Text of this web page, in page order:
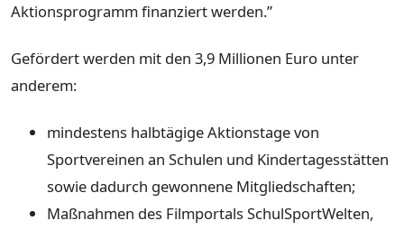
Aktionsprogramm finanziert werden.”
Gefördert werden mit den 3,9 Millionen Euro unter
anderem:
mindestens halbtägige Aktionstage von
Sportvereinen an Schulen und Kindertagesstätten
sowie dadurch gewonnene Mitgliedschaften;
Maßnahmen des Filmportals SchulSportWelten,